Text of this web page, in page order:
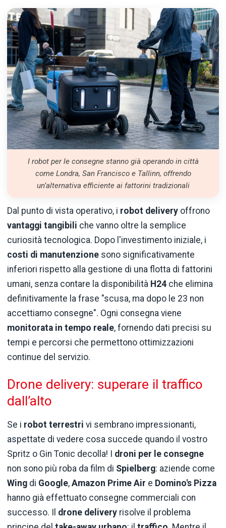
I robot per le consegne stanno già operando in città
come Londra, San Francisco e Tallinn, offrendo
un’alternativa efficiente ai fattorini tradizionali
Dal punto di vista operativo, i robot delivery offrono
vantaggi tangibili che vanno oltre la semplice
curiosità tecnologica. Dopo l'investimento iniziale, i
costi di manutenzione sono significativamente
inferiori rispetto alla gestione di una flotta di fattorini
umani, senza contare la disponibilità H24 che elimina
definitivamente la frase "scusa, ma dopo le 23 non
accettiamo consegne". Ogni consegna viene
monitorata in tempo reale, fornendo dati precisi su
tempi e percorsi che permettono ottimizzazioni
continue del servizio.
Drone delivery: superare il traffico
dall’alto
Se i robot terrestri vi sembrano impressionanti,
aspettate di vedere cosa succede quando il vostro
Spritz o Gin Tonic decolla! I droni per le consegne
non sono più roba da film di Spielberg: aziende come
Wing di Google, Amazon Prime Air e Domino's Pizza
hanno già effettuato consegne commerciali con
successo. Il drone delivery risolve il problema